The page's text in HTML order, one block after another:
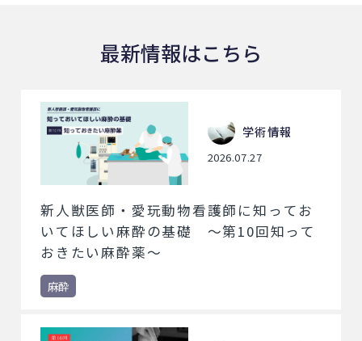
最新情報はこちら
学術情報
2026.07.27
新人獣医師・愛玩動物看護師に知ってお
いてほしい麻酔の基礎 ～第10回知って
おきたい麻酔薬～
麻酔